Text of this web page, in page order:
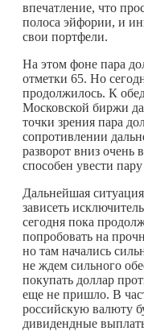
впечатление, что
полоса эйфории, и
свои портфели.
На этом фоне пара
отметки 65. Но
продолжилось. К
Московской биржи
точки зрения пара
сопротивлении
разворот вниз очень
способен увести
Дальнейшая
зависеть
сегодня пока
попробовать на
но там начались
не ждем сильного
покупать доллар
еще не пришло. В
российскую валюту
дивидендные